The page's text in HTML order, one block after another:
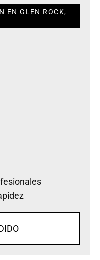
EN GLEN ROCK,